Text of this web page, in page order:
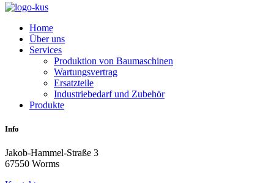
Home
Über uns
Services
Produktion von Baumaschinen
Wartungsvertrag
Ersatzteile
Industriebedarf und Zubehör
Produkte
Info
Jakob-Hammel-Straße 3
67550 Worms